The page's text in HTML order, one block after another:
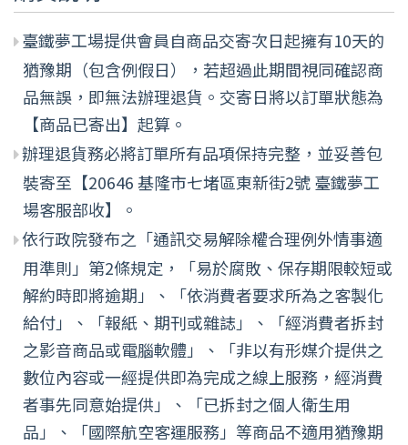
臺鐵夢工場提供會員自商品交寄次日起擁有10天的
猶豫期（包含例假日），若超過此期間視同確認商
品無誤，即無法辦理退貨。交寄日將以訂單狀態為
【商品已寄出】起算。
辦理退貨務必將訂單所有品項保持完整，並妥善包
裝寄至【20646 基隆市七堵區東新街2號 臺鐵夢工
場客服部收】。
依行政院發布之「通訊交易解除權合理例外情事適
用準則」第2條規定，「易於腐敗、保存期限較短或
解約時即將逾期」、「依消費者要求所為之客製化
給付」、「報紙、期刊或雜誌」、「經消費者拆封
之影音商品或電腦軟體」、「非以有形媒介提供之
數位內容或一經提供即為完成之線上服務，經消費
者事先同意始提供」、「已拆封之個人衛生用
品」、「國際航空客運服務」等商品不適用猶豫期